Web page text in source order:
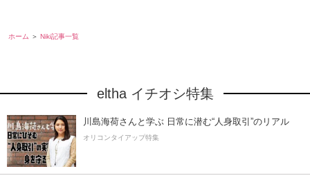
ホーム Niki記事一覧
eltha イチオシ特集
川島海荷さんと学ぶ 日常に潜む“人身取引”のリアル
オリコンタイアップ特集